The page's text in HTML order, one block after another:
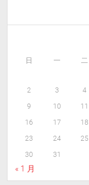
日 一 二
2
3 4
9
10 11
16
17 18
23
24 25
30
31
« 1 月